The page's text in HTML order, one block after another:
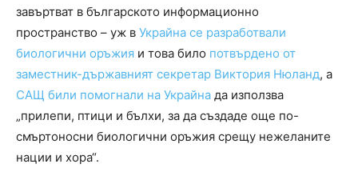
завъртват в българското информационно
пространство – уж в Украйна се разработвали
биологични оръжия и това било потвърдено от
заместник-държавният секретар Виктория Нюланд, а
САЩ били помогнали на Украйна да използва
„прилепи, птици и бълхи, за да създаде още по-
смъртоносни биологични оръжия срещу нежеланите
нации и хора“.